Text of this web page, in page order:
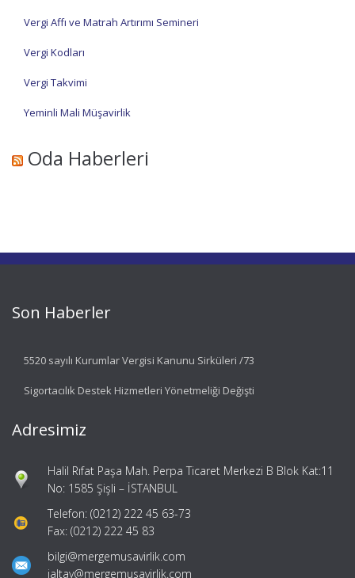
Vergi Affı ve Matrah Artırımı Semineri
Vergi Kodları
Vergi Takvimi
Yeminli Mali Müşavirlik
Oda Haberleri
Son Haberler
5520 sayılı Kurumlar Vergisi Kanunu Sirküleri /73
Sigortacılık Destek Hizmetleri Yönetmeliği Değişti
Adresimiz
Halil Rıfat Paşa Mah. Perpa Ticaret Merkezi B Blok Kat:11
No: 1585 Şişli – İSTANBUL
Telefon: (0212) 222 45 63-73
Fax: (0212) 222 45 83
bilgi@mergemusavirlik.com
ialtay@mergemusavirlik.com